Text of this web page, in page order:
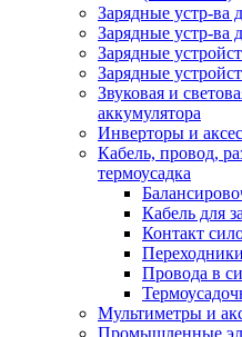
Зарядные устр-ва
Зарядные устр-ва
Зарядные
Зарядные
Звуковая и
аккумулятора
Инверторы и
Кабель, провод,
термоусадка
Кабель для
Контакт
Провода в
Мультиметры и
Промышленные